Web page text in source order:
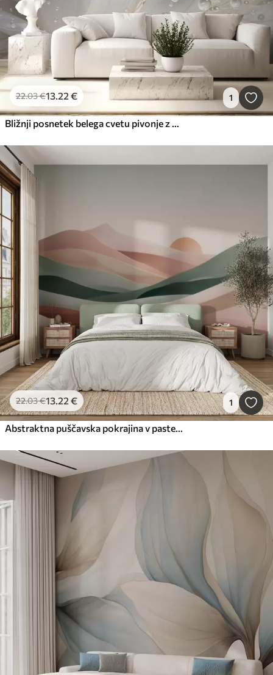
22.03€13.22 € 1
Bližnji posnetek belega cvetu pivonje z nežnimi cvetnimi lističi in vodnimi kapljicami
22.03€13.22 € 1
Abstraktna puščavska pokrajina v pastelno zeleno-roza barvni paleti, minimalizem